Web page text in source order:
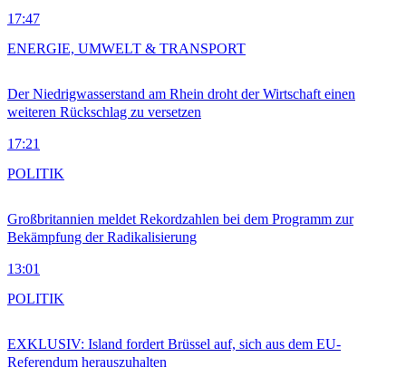
17:47
Der Niedrigwasserstand am Rhein droht der Wirtschaft einen
weiteren Rückschlag zu versetzen
17:21
ENERGIE, UMWELT & TRANSPORT
Großbritannien meldet Rekordzahlen bei dem Programm zur
Bekämpfung der Radikalisierung
13:01
POLITIK
EXKLUSIV: Island fordert Brüssel auf, sich aus dem EU-
Referendum herauszuhalten
POLITIK